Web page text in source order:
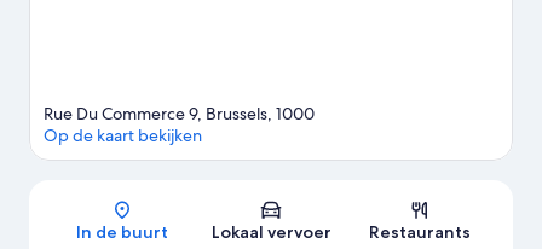
Kaart
Rue Du Commerce 9, Brussels, 1000
Op de kaart bekijken
In de buurt Lokaal vervoer Restaurants